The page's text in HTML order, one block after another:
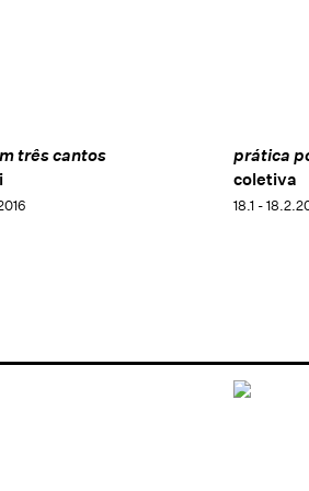
três cantos
prática
coletiva
18.1 -